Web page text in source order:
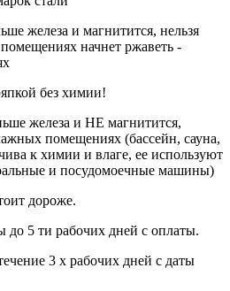
железа и магнитится, нельзя
начнет ржаветь -
без химии!
железа и НЕ магнитится,
помещениях (бассейн, сауна,
к химии и влаге, ее используют
и посудомоечные машины)
дороже.
до 5 ти рабочих дней с оплаты.
3 х рабочих дней с даты